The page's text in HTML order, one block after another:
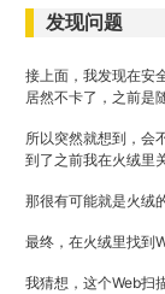
发现问题
接上面，我发现在安
居然不卡了，之前是
所以突然就想到，会
到了之前我在火绒里
那很有可能就是火绒
最终，在火绒里找到
我猜想，这个Web扫